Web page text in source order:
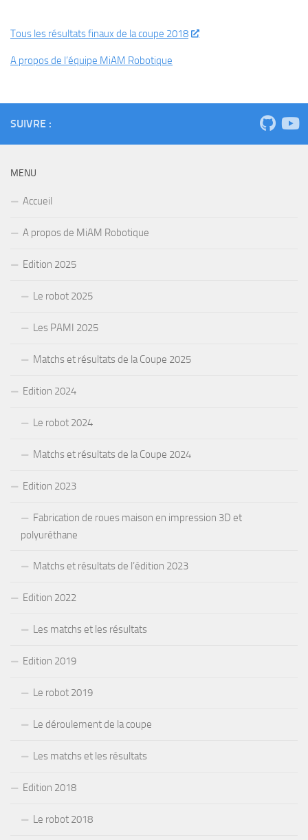
Tous les résultats finaux de la coupe 2018
A propos de l’équipe MiAM Robotique
SUIVRE :
MENU
Accueil
A propos de MiAM Robotique
Edition 2025
Le robot 2025
Les PAMI 2025
Matchs et résultats de la Coupe 2025
Edition 2024
Le robot 2024
Matchs et résultats de la Coupe 2024
Edition 2023
Fabrication de roues maison en impression 3D et
polyuréthane
Matchs et résultats de l’édition 2023
Edition 2022
Les matchs et les résultats
Edition 2019
Le robot 2019
Le déroulement de la coupe
Les matchs et les résultats
Edition 2018
Le robot 2018